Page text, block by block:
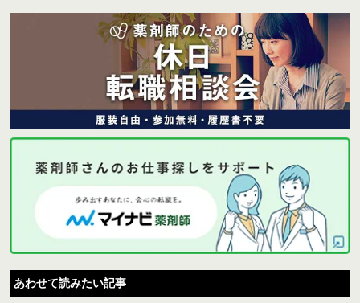
あわせて読みたい記事